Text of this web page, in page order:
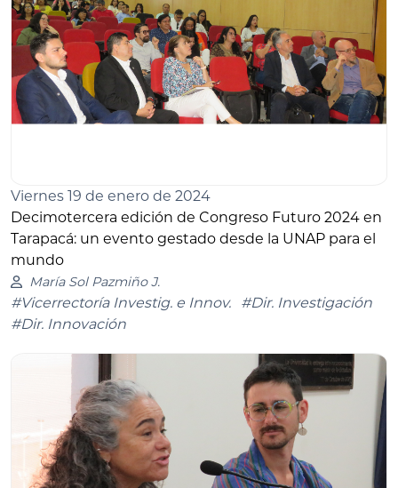
Viernes 19 de enero de 2024
Decimotercera edición de Congreso Futuro 2024 en
Tarapacá: un evento gestado desde la UNAP para el
mundo
María Sol Pazmiño J.
#Vicerrectoría Investig. e Innov.
#Dir. Investigación
#Dir. Innovación